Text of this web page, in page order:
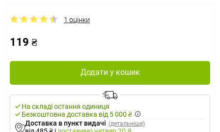
1 оцінки
119 ₴
Додати у кошик
На складі остання одиниця
Безкоштовна доставка від 5 000 ₴
Доставка в пункт видачі (детальніше)